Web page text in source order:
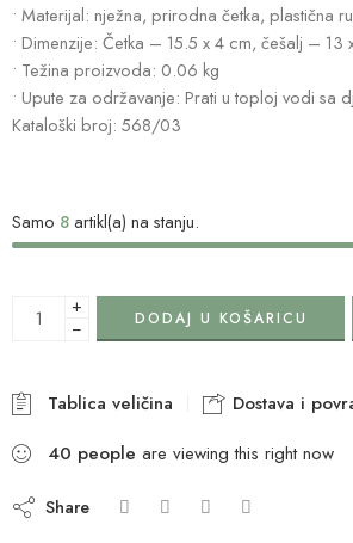
• Materijal: nježna, prirodna četka, plastična
• Dimenzije: Četka – 15.5 x 4 cm, češalj – 13
• Težina proizvoda: 0.06 kg
• Upute za održavanje: Prati u toploj vodi sa
Kataloški broj: 568/03
Samo 8artikl(a) na stanju.
+
−
DODAJ U KOŠARICU
Tablica veličina Dostava i
40 people are viewing this right now
Share